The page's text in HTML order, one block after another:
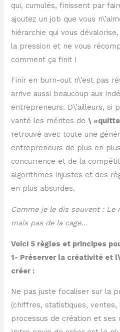
qui, cumulés, finissent par
ajoutez un job que vous
hiérarchie qui vous
la pression et ne vous
comment ça finit !
Finir en burn-out n\’est pas
arrive aussi beaucoup aux
entrepreneurs. D\’ailleurs, si
vanté les mérites de\
retrouvé avec toute une
entrepreneurs de plus en
concurrence et de la
algorithmes injustes et des
en plus absurdes.
Comme je le dis souvent : Le
mais pas de la cage…
Voici 5 règles et principes
1- Préserver la créativité et
créer :
Ne pas juste focaliser sur la
(chiffres, statistiques,
processus de création et ses